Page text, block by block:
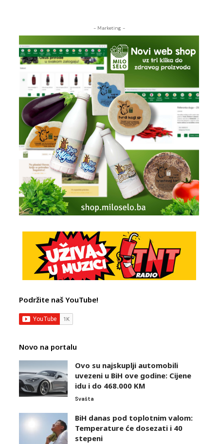
- Marketing -
Podržite naš YouTube!
Novo na portalu
Ovo su najskuplji automobili
uvezeni u BiH ove godine: Cijene
idu i do 468.000 KM
Svašta
BiH danas pod toplotnim valom:
Temperature će dosezati i 40
stepeni